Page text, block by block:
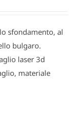
€
€
sfondamento, al
bulgaro.
laser 3d
materiale